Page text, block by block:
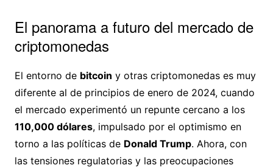
El panorama a futuro del mercado de
criptomonedas
El entorno de bitcoin y otras criptomonedas es muy
diferente al de principios de enero de 2024, cuando
el mercado experimentó un repunte cercano a los
110,000 dólares, impulsado por el optimismo en
torno a las políticas de Donald Trump. Ahora, con
las tensiones regulatorias y las preocupaciones